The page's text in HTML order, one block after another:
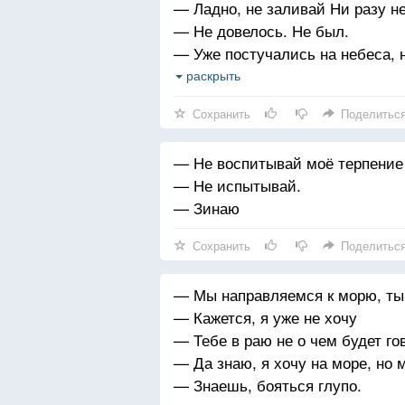
— Ладно, не заливай Ни разу
— Не довелось. Не был.
— Уже постучались на небеса,
в последний путь. Хм. А ты на
— Не знал, что на небесах
—
— Пойми, на небесах только и
прекрасно. О закате, который
стало алым, как кровь. И
в себя, и солнце было
скажешь? Ведь ты ни разу не
— Что ж теперь поделаешь
раскрыть
Сохранить Поделиться
— Не воспитывай моё терпение
— Не испытывай.
— Зинаю
Сохранить Поделиться
— Мы направляемся к морю, ты
— Кажется, я уже не хочу
— Тебе в раю не о чем будет
— Да знаю, я хочу на море, но
— Знаешь, бояться глупо.